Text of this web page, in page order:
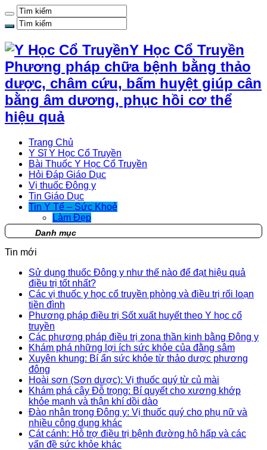
Y Học Cổ Truyền
Phương pháp chữa bệnh bằng thảo
dược, châm cứu, bấm huyệt giúp cân
bằng âm dương, phục hồi cơ thể
hiệu quả
Trang Chủ
Y Sĩ Y Học Cổ Truyền
Bài Thuốc Y Học Cổ Truyền
Hỏi Đáp Giáo Dục
Vị thuốc Đông y
Tin Giáo Dục
Tin Y Tế – Sức Khoẻ
Làm Đẹp
Danh mục
Tin mới
Sử dụng thuốc Đông y như thế nào để đạt hiệu quả
điều trị tốt nhất?
Các vị thuốc y học cổ truyền phòng và điều trị rối loạn
tiền đình
Phương pháp điều trị Sốt xuất huyết theo Y học cổ
truyền
Các phương pháp điều trị zona thần kinh bằng Đông y
Khám phá những lợi ích sức khỏe của đằng sâm
Xuyên khung: Bí ẩn sức khỏe từ thảo dược phương
đông
Hoài sơn (Sơn dược): Vị thuốc quý từ củ mài
Khám phá cây Đỗ trọng: Bí quyết cho xương khớp
khỏe mạnh và thận khí dồi dào
Đào nhân trong Đông y: Vị thuốc quý cho phụ nữ và
nhiều công dụng khác
Cát cánh: Hỗ trợ điều trị bệnh đường hô hấp và các
vấn đề sức khỏe khác